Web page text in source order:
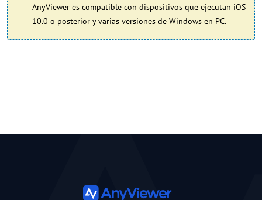
AnyViewer es compatible con dispositivos que ejecutan iOS
10.0 o posterior y varias versiones de Windows en PC.